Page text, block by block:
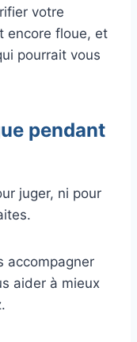
votre
encore floue, et
pourrait vous
pendant
juger, ni pour
accompagner
aider à mieux